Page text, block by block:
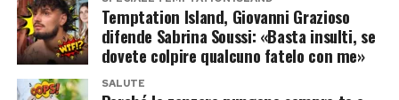
Galassi individua quello che, a suo giudizio,
rappresenterebbe «l’unico vero elemento di
novità»: «Sarà la Cattaneo a valutare la
Temptation Island, Giovanni Grazioso
difende Sabrina Soussi: «Basta insulti, se
dovete colpire qualcuno fatelo con me»
SALUTE